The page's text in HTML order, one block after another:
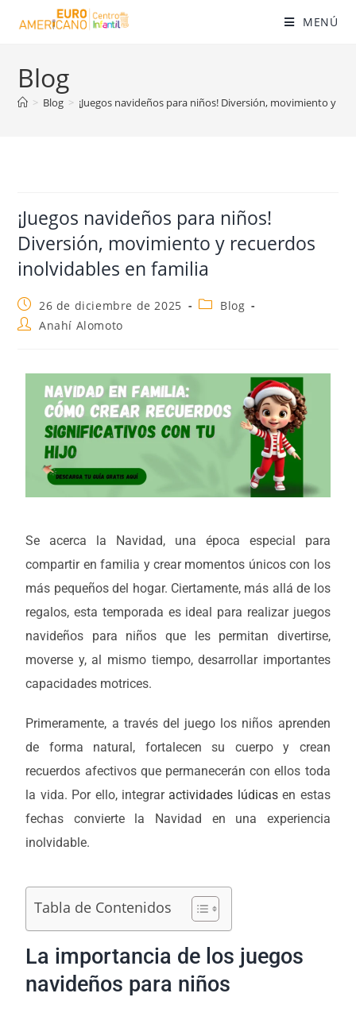
MENÚ
Blog
> Blog > ¡Juegos navideños para niños! Diversión, movimiento y
¡Juegos navideños para niños!
Diversión, movimiento y recuerdos
inolvidables en familia
26 de diciembre de 2025
Blog
Anahí Alomoto
Se acerca la Navidad, una época especial para
compartir en familia y crear momentos únicos con los
más pequeños del hogar. Ciertamente, más allá de los
regalos, esta temporada es ideal para realizar juegos
navideños para niños que les permitan divertirse,
moverse y, al mismo tiempo, desarrollar importantes
capacidades motrices.
Primeramente, a través del juego los niños aprenden
de forma natural, fortalecen su cuerpo y crean
recuerdos afectivos que permanecerán con ellos toda
la vida. Por ello, integrar actividades lúdicasen estas
fechas convierte la Navidad en una experiencia
inolvidable.
Tabla de Contenidos
La importancia de los juegos
navideños para niños